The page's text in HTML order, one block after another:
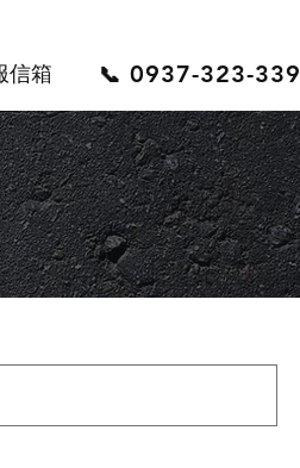
信箱 📞 0937-323-339